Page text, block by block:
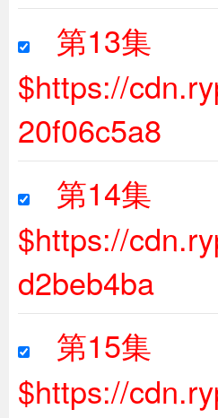
第13集
$https://
20f06c5a8
第14集
$https://
d2beb4ba
第15集
$https://